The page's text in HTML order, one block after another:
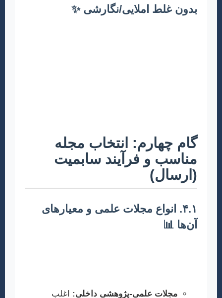
بدون غلط املایی/نگارشی ✨
گام چهارم: انتخاب مجله
مناسب و فرآیند سابمیت
(ارسال)
۴.۱. انواع مجلات علمی و معیارهای
آن‌ها 📊
مجلات علمی-پژوهشی داخلی: اغلب